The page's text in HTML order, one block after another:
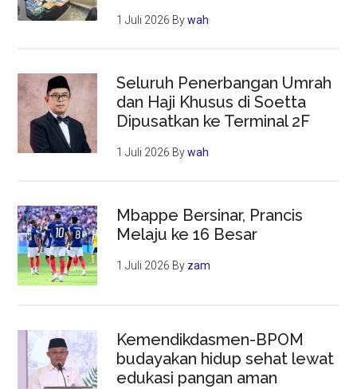
1 Juli 2026 Bywah
Seluruh Penerbangan Umrah
dan Haji Khusus di Soetta
Dipusatkan ke Terminal 2F
1 Juli 2026 Bywah
Mbappe Bersinar, Prancis
Melaju ke 16 Besar
1 Juli 2026 By zam
Kemendikdasmen-BPOM
budayakan hidup sehat lewat
edukasi pangan aman